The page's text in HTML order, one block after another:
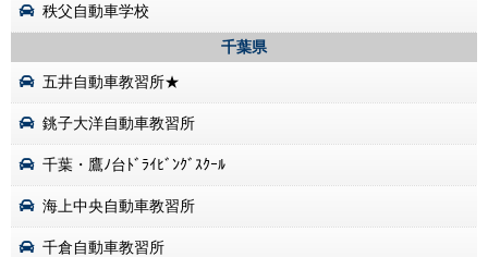
秩父自動車学校
千葉県
五井自動車教習所★
銚子大洋自動車教習所
千葉・鷹ﾉ台ﾄﾞﾗｲﾋﾞﾝｸﾞｽｸｰﾙ
海上中央自動車教習所
千倉自動車教習所